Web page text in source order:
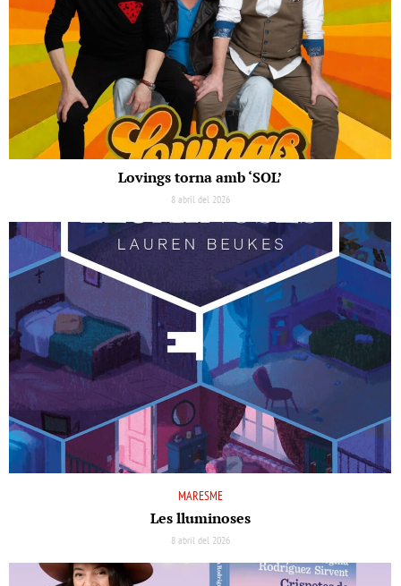
Lovings torna amb ‘SOL’
8 abril del 2026
MARESME
Les lluminoses
8 abril del 2026